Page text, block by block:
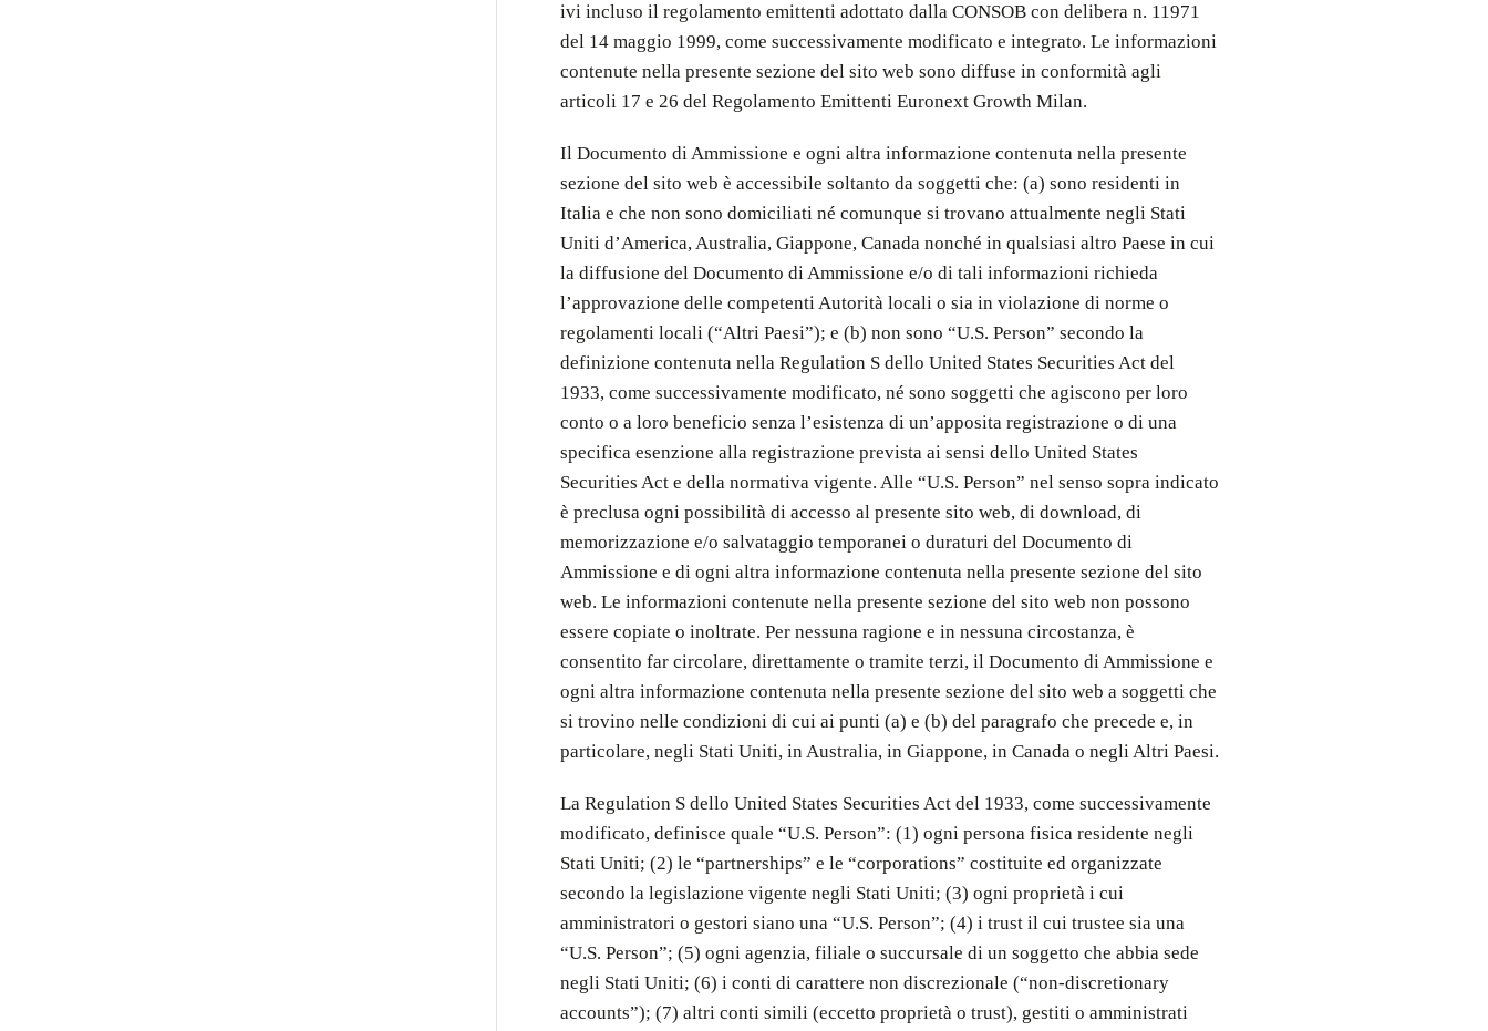
ivi incluso il regolamento emittenti adottato dalla CONSOB con delibera n. 11971
del 14 maggio 1999, come successivamente modificato e integrato. Le informazioni
contenute nella presente sezione del sito web sono diffuse in conformità agli
articoli 17 e 26 del Regolamento Emittenti Euronext Growth Milan.
Il Documento di Ammissione e ogni altra informazione contenuta nella presente
sezione del sito web è accessibile soltanto da soggetti che: (a) sono residenti in
Italia e che non sono domiciliati né comunque si trovano attualmente negli Stati
Uniti d’America, Australia, Giappone, Canada nonché in qualsiasi altro Paese in cui
la diffusione del Documento di Ammissione e/o di tali informazioni richieda
l’approvazione delle competenti Autorità locali o sia in violazione di norme o
regolamenti locali (“Altri Paesi”); e (b) non sono “U.S. Person” secondo la
definizione contenuta nella Regulation S dello United States Securities Act del
1933, come successivamente modificato, né sono soggetti che agiscono per loro
conto o a loro beneficio senza l’esistenza di un’apposita registrazione o di una
specifica esenzione alla registrazione prevista ai sensi dello United States
Securities Act e della normativa vigente. Alle “U.S. Person” nel senso sopra indicato
è preclusa ogni possibilità di accesso al presente sito web, di download, di
memorizzazione e/o salvataggio temporanei o duraturi del Documento di
Ammissione e di ogni altra informazione contenuta nella presente sezione del sito
web. Le informazioni contenute nella presente sezione del sito web non possono
essere copiate o inoltrate. Per nessuna ragione e in nessuna circostanza, è
consentito far circolare, direttamente o tramite terzi, il Documento di Ammissione e
ogni altra informazione contenuta nella presente sezione del sito web a soggetti che
si trovino nelle condizioni di cui ai punti (a) e (b) del paragrafo che precede e, in
particolare, negli Stati Uniti, in Australia, in Giappone, in Canada o negli Altri Paesi.
La Regulation S dello United States Securities Act del 1933, come successivamente
modificato, definisce quale “U.S. Person”: (1) ogni persona fisica residente negli
Stati Uniti; (2) le “partnerships” e le “corporations” costituite ed organizzate
secondo la legislazione vigente negli Stati Uniti; (3) ogni proprietà i cui
amministratori o gestori siano una “U.S. Person”; (4) i trust il cui trustee sia una
“U.S. Person”; (5) ogni agenzia, filiale o succursale di un soggetto che abbia sede
negli Stati Uniti; (6) i conti di carattere non discrezionale (“non-discretionary
accounts”); (7) altri conti simili (eccetto proprietà o trust), gestiti o amministrati